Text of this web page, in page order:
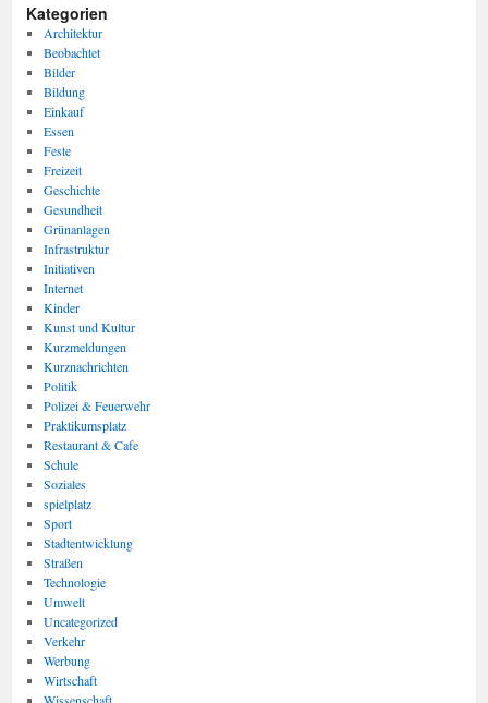
Kategorien
Architektur
Beobachtet
Bilder
Bildung
Einkauf
Essen
Feste
Freizeit
Geschichte
Gesundheit
Grünanlagen
Infrastruktur
Initiativen
Internet
Kinder
Kunst und Kultur
Kurzmeldungen
Kurznachrichten
Politik
Polizei & Feuerwehr
Praktikumsplatz
Restaurant & Cafe
Schule
Soziales
spielplatz
Sport
Stadtentwicklung
Straßen
Technologie
Umwelt
Uncategorized
Verkehr
Werbung
Wirtschaft
Wissenschaft